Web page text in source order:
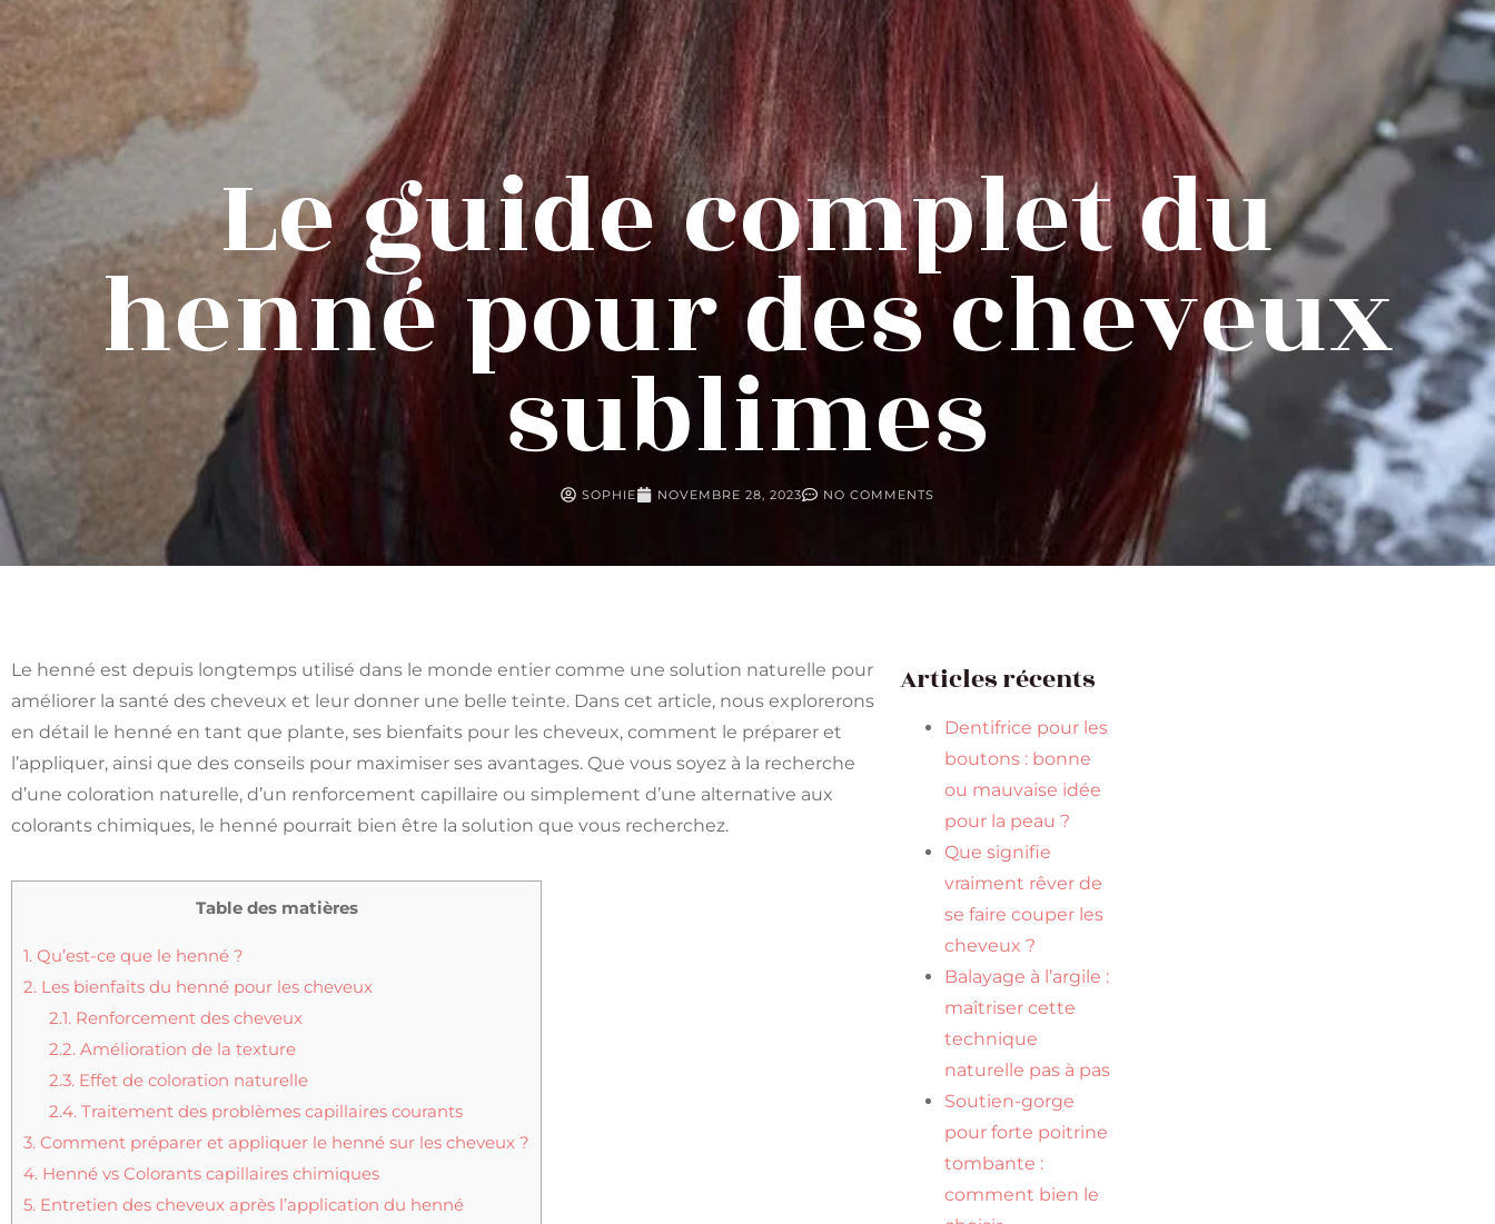
Le guide complet du
henné pour des cheveux
sublimes
SOPHIE NOVEMBRE 28, 2023 NO COMMENTS
Le henné est depuis longtemps utilisé dans le monde entier comme une solution naturelle pour
améliorer la santé des cheveux et leur donner une belle teinte. Dans cet article, nous explorerons
en détail le henné en tant que plante, ses bienfaits pour les cheveux, comment le préparer et
l’appliquer, ainsi que des conseils pour maximiser ses avantages. Que vous soyez à la recherche
d’une coloration naturelle, d’un renforcement capillaire ou simplement d’une alternative aux
colorants chimiques, le henné pourrait bien être la solution que vous recherchez.
Table des matières
1. Qu’est-ce que le henné ?
2. Les bienfaits du henné pour les cheveux
2.1.Renforcement des cheveux
2.2.Amélioration de la texture
2.3.Effet de coloration naturelle
2.4.Traitement des problèmes capillaires courants
3. Comment préparer et appliquer le henné sur les cheveux ?
4. Henné vs Colorants capillaires chimiques
5. Entretien des cheveux après l’application du henné
Articles récents
Dentifrice pour les
boutons : bonne
ou mauvaise idée
pour la peau ?
Que signifie
vraiment rêver de
se faire couper les
cheveux ?
Balayage à l’argile :
maîtriser cette
technique
naturelle pas à pas
Soutien-gorge
pour forte poitrine
tombante :
comment bien le